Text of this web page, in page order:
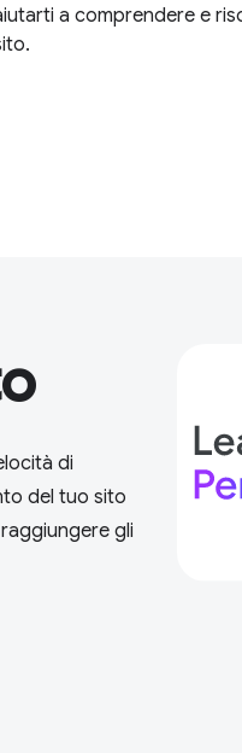
a comprendere e
di
del tuo sito
gli